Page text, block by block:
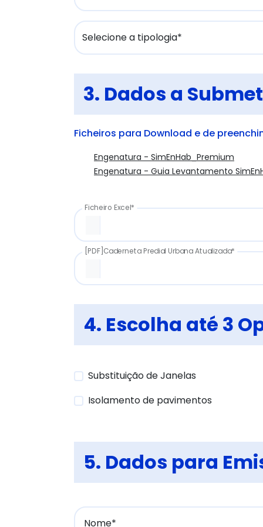
3. Dados a
Ficheiros para Download e de
Engenatura - SimEnHab_Premium
Engenatura - Guia Levantamento
Ficheiro Excel*
[PDF]Caderneta Predial Urbana Atualizada*
4. Escolha até 3
Substituição de Janelas
Isolamento de pavimentos
5. Dados para
Nome*